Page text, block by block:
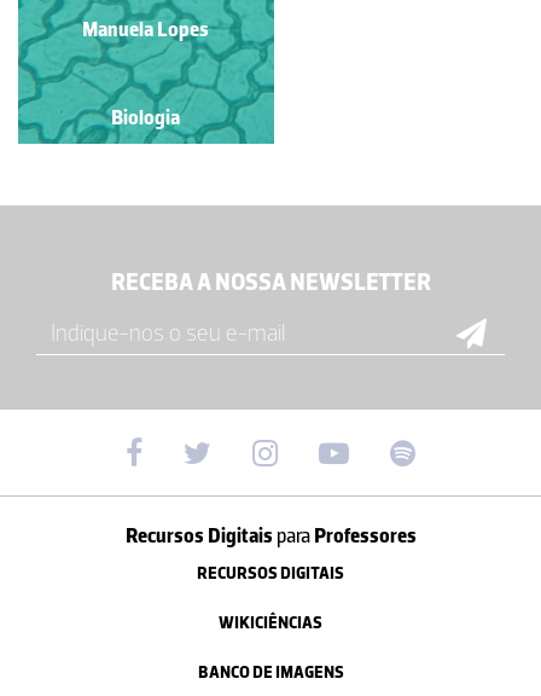
Rubim Manuel Almeida da
Silva
Biologia
Manuela Lopes
Biologia
RECEBA A NOSSA NEWSLETTER
Recursos Digitais paraProfessores
RECURSOS DIGITAIS
WIKICIÊNCIAS
BANCO DE IMAGENS